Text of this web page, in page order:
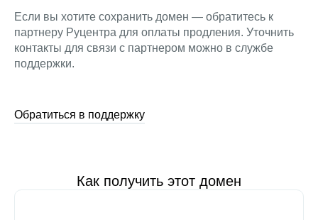
Если вы хотите сохранить домен — обратитесь к
партнеру Руцентра для оплаты продления. Уточнить
контакты для связи с партнером можно в службе
поддержки.
Обратиться в поддержку
Как получить этот домен